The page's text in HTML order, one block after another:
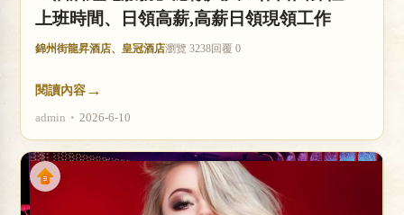
上班時間、日領高薪,高薪日領現領工作
錦州街龍昇酒店、皇冠酒店瀏覽 3238回覆 0
閱讀內容 →
admin • 2026-6-10